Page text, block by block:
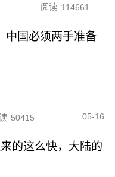
阅读 114661
中国必须两手准备
50415 05-16
的这么快，大陆的